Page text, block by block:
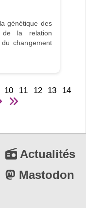
génétique des
de la relation
changement
10 11 12 13
14
Actualités
Mastodon